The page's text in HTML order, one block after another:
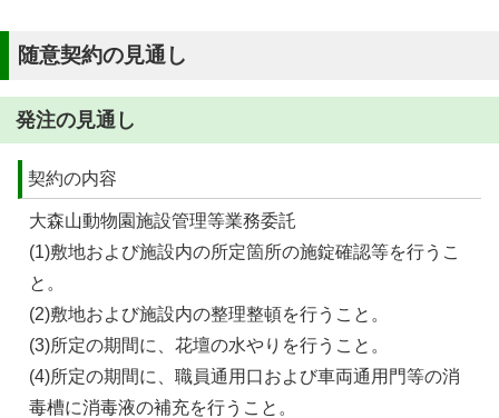
随意契約の見通し
発注の見通し
契約の内容
大森山動物園施設管理等業務委託
(1)敷地および施設内の所定箇所の施錠確認等を行うこ
と。
(2)敷地および施設内の整理整頓を行うこと。
(3)所定の期間に、花壇の水やりを行うこと。
(4)所定の期間に、職員通用口および車両通用門等の消
毒槽に消毒液の補充を行うこと。